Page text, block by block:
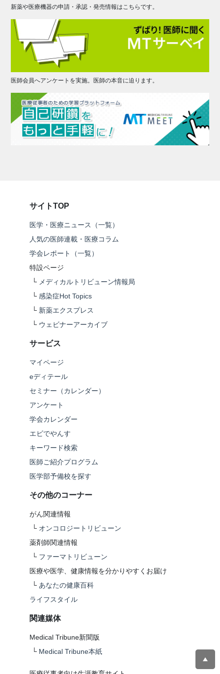
新薬や医療機器の申請・承認・発売情報はこちらです。
医師会員へアンケートを実施。医師の本音に迫ります。
サイトTOP
医学・医療ニュース（一覧）
人気の医師連載・医療コラム
学会レポート（一覧）
特設ページ
└ メディカルトリビューン情報局
└ 感染症Hot Topics
└ 新薬エクスプレス
└ ウェビナーアーカイブ
サービス
マイページ
eディテール
セミナー（カレンダー）
アンケート
学会カレンダー
エビでやんす
キーワード検索
医師ご紹介プログラム
医学部予備校を探す
その他のコーナー
がん関連情報
└ オンコロジートリビューン
薬剤師関連情報
└ ファーマトリビューン
医療や医学、健康情報を分かりやすくお届け
└ あなたの健康百科
ライフスタイル
関連媒体
Medical Tribune新聞版
└ Medical Tribune本紙